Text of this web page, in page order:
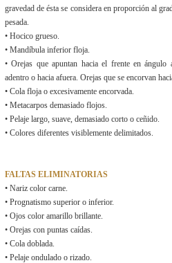
gravedad de ésta se considera en proporción al
pesada.
• Hocico grueso.
• Mandíbula inferior floja.
• Orejas que apuntan hacia el frente en ángulo
adentro o hacia afuera. Orejas que se encorvan
• Cola floja o excesivamente encorvada.
• Metacarpos demasiado flojos.
• Pelaje largo, suave, demasiado corto o ceñido.
• Colores diferentes visiblemente delimitados.
FALTAS ELIMINATORIAS
• Nariz color carne.
• Prognatismo superior o inferior.
• Ojos color amarillo brillante.
• Orejas con puntas caídas.
• Cola doblada.
• Pelaje ondulado o rizado.